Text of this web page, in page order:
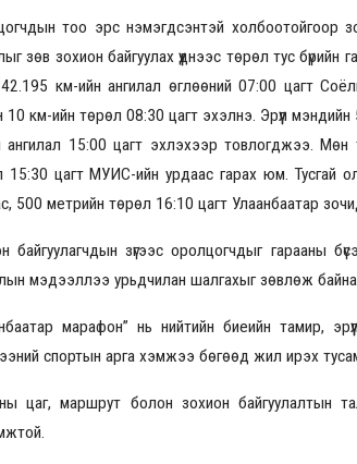
тоо эрс нэмэгдсэнтэй холбоотойгоор
зөв зохион байгуулах үүднээс төрөл тус
км-ийн ангилал өглөөний 07:00 цагт
10 км-ийн төрөл 08:30 цагт эхэлнэ. Эрүүл
ангилал 15:00 цагт эхлэхээр товлогджээ.
15:30 цагт МУИС-ийн урдаас гарах юм. Тусгай
500 метрийн төрөл 16:10 цагт Улаанбаатар
байгуулагчдын зүгээс оролцогчдыг гарааны
мэдээллээ урьдчилан шалгахыг зөвлөж
марафон” нь нийтийн биеийн тамир,
спортын арга хэмжээ бөгөөд жил ирэх
цаг, маршрут болон зохион байгуулалтын